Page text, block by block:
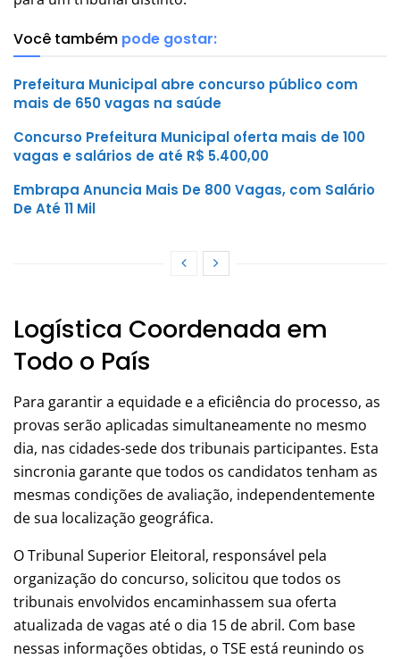
Você também pode gostar:
Prefeitura Municipal abre concurso público com
mais de 650 vagas na saúde
Concurso Prefeitura Municipal oferta mais de 100
vagas e salários de até R$ 5.400,00
Embrapa Anuncia Mais De 800 Vagas, com Salário
De Até 11 Mil
Logística Coordenada em
Todo o País
Para garantir a equidade e a eficiência do processo, as
provas serão aplicadas simultaneamente no mesmo
dia, nas cidades-sede dos tribunais participantes. Esta
sincronia garante que todos os candidatos tenham as
mesmas condições de avaliação, independentemente
de sua localização geográfica.
O Tribunal Superior Eleitoral, responsável pela
organização do concurso, solicitou que todos os
tribunais envolvidos encaminhassem sua oferta
atualizada de vagas até o dia 15 de abril. Com base
nessas informações obtidas, o TSE está reunindo os